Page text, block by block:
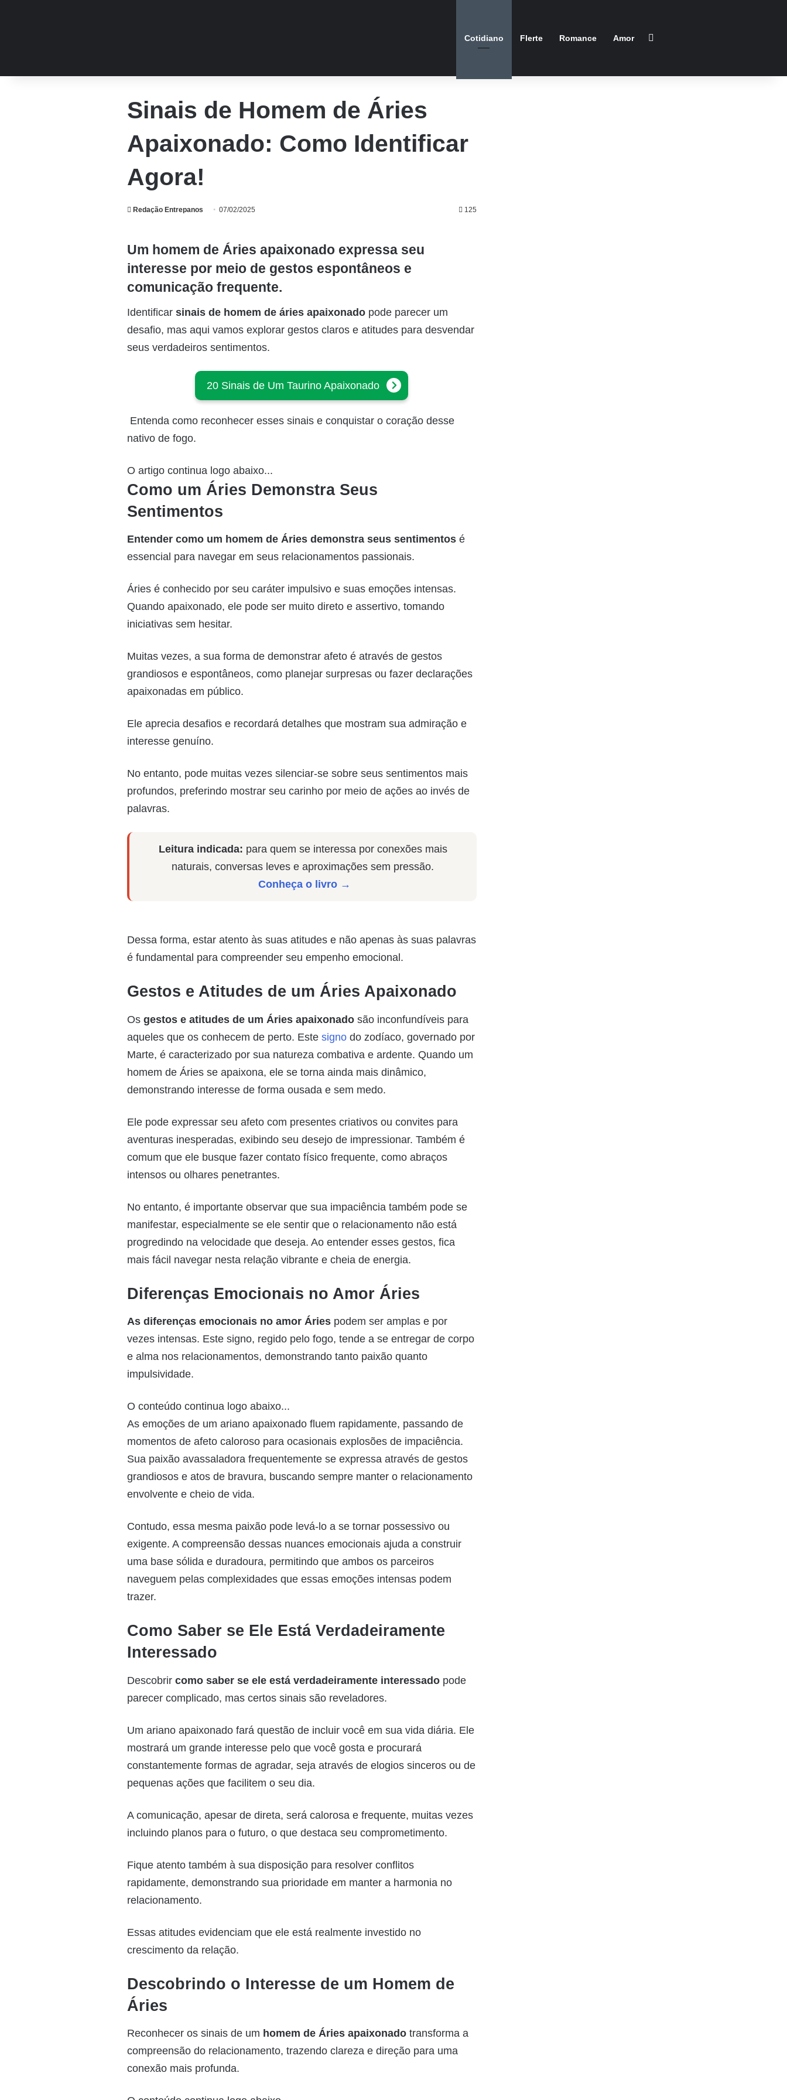
Cotidiano Flerte Romance Amor
Sinais de Homem de Áries
Apaixonado: Como Identificar
Agora!
Redação Entrepanos 07/02/2025 125
Um homem de Áries apaixonado expressa seu
interesse por meio de gestos espontâneos e
comunicação frequente.
Identificar sinais de homem de áries apaixonadopode parecer um
desafio, mas aqui vamos explorar gestos claros e atitudes para desvendar
seus verdadeiros sentimentos.
20 Sinais de Um Taurino Apaixonado
Entenda como reconhecer esses sinais e conquistar o coração desse
nativo de fogo.
O artigo continua logo abaixo...
Como um Áries Demonstra Seus
Sentimentos
Entender como um homem de Áries demonstra seus sentimentosé
essencial para navegar em seus relacionamentos passionais.
Áries é conhecido por seu caráter impulsivo e suas emoções intensas.
Quando apaixonado, ele pode ser muito direto e assertivo, tomando
iniciativas sem hesitar.
Muitas vezes, a sua forma de demonstrar afeto é através de gestos
grandiosos e espontâneos, como planejar surpresas ou fazer declarações
apaixonadas em público.
Ele aprecia desafios e recordará detalhes que mostram sua admiração e
interesse genuíno.
No entanto, pode muitas vezes silenciar-se sobre seus sentimentos mais
profundos, preferindo mostrar seu carinho por meio de ações ao invés de
palavras.
Leitura indicada: para quem se interessa por conexões mais
naturais, conversas leves e aproximações sem pressão.
Conheça o livro →
Dessa forma, estar atento às suas atitudes e não apenas às suas palavras
é fundamental para compreender seu empenho emocional.
Gestos e Atitudes de um Áries Apaixonado
Os gestos e atitudes de um Áries apaixonadosão inconfundíveis para
aqueles que os conhecem de perto. Este signodo zodíaco, governado por
Marte, é caracterizado por sua natureza combativa e ardente. Quando um
homem de Áries se apaixona, ele se torna ainda mais dinâmico,
demonstrando interesse de forma ousada e sem medo.
Ele pode expressar seu afeto com presentes criativos ou convites para
aventuras inesperadas, exibindo seu desejo de impressionar. Também é
comum que ele busque fazer contato físico frequente, como abraços
intensos ou olhares penetrantes.
No entanto, é importante observar que sua impaciência também pode se
manifestar, especialmente se ele sentir que o relacionamento não está
progredindo na velocidade que deseja. Ao entender esses gestos, fica
mais fácil navegar nesta relação vibrante e cheia de energia.
Diferenças Emocionais no Amor Áries
As diferenças emocionais no amor Áriespodem ser amplas e por
vezes intensas. Este signo, regido pelo fogo, tende a se entregar de corpo
e alma nos relacionamentos, demonstrando tanto paixão quanto
impulsividade.
O conteúdo continua logo abaixo...
As emoções de um ariano apaixonado fluem rapidamente, passando de
momentos de afeto caloroso para ocasionais explosões de impaciência.
Sua paixão avassaladora frequentemente se expressa através de gestos
grandiosos e atos de bravura, buscando sempre manter o relacionamento
envolvente e cheio de vida.
Contudo, essa mesma paixão pode levá-lo a se tornar possessivo ou
exigente. A compreensão dessas nuances emocionais ajuda a construir
uma base sólida e duradoura, permitindo que ambos os parceiros
naveguem pelas complexidades que essas emoções intensas podem
trazer.
Como Saber se Ele Está Verdadeiramente
Interessado
Descobrir como saber se ele está verdadeiramente interessadopode
parecer complicado, mas certos sinais são reveladores.
Um ariano apaixonado fará questão de incluir você em sua vida diária. Ele
mostrará um grande interesse pelo que você gosta e procurará
constantemente formas de agradar, seja através de elogios sinceros ou de
pequenas ações que facilitem o seu dia.
A comunicação, apesar de direta, será calorosa e frequente, muitas vezes
incluindo planos para o futuro, o que destaca seu comprometimento.
Fique atento também à sua disposição para resolver conflitos
rapidamente, demonstrando sua prioridade em manter a harmonia no
relacionamento.
Essas atitudes evidenciam que ele está realmente investido no
crescimento da relação.
Descobrindo o Interesse de um Homem de
Áries
Reconhecer os sinais de um homem de Áries apaixonadotransforma a
compreensão do relacionamento, trazendo clareza e direção para uma
conexão mais profunda.